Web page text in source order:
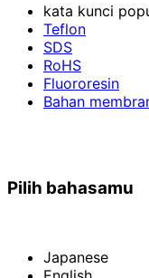
kata kunci
Teflon
SDS
RoHS
Fluororesin
Bahan
Pilih bahasamu
Japanese